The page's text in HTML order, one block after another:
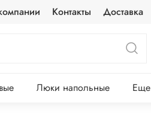
Контакты Доставка
Люки напольные Еще